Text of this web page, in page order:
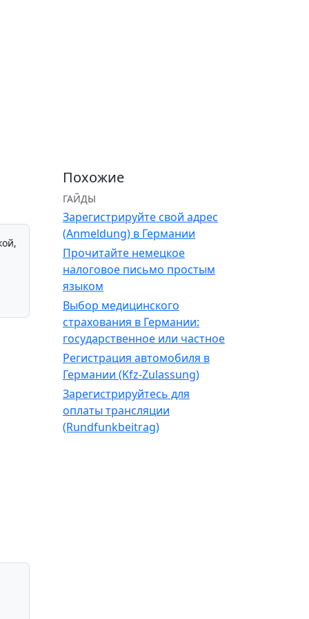
Похожие
ГАЙДЫ
Зарегистрируйте свой адрес
(Anmeldung) в Германии
Прочитайте немецкое
налоговое письмо простым
языком
Выбор медицинского
страхования в Германии:
государственное или частное
Регистрация автомобиля в
Германии (Kfz-Zulassung)
Зарегистрируйтесь для
оплаты трансляции
(Rundfunkbeitrag)